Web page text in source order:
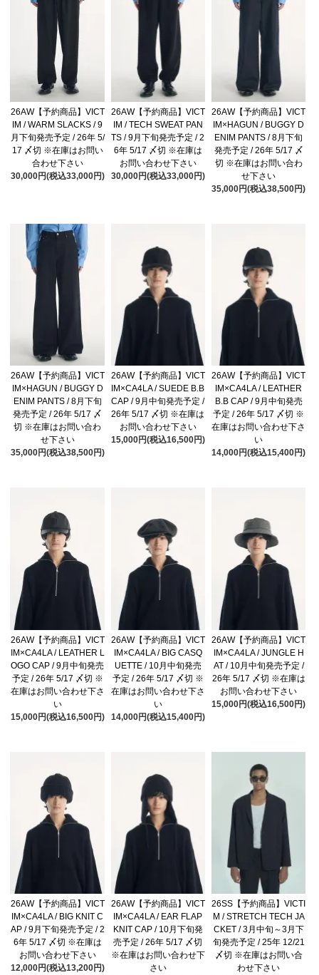
26AW【予約商品】VICT
IM / WARM SLACKS / 9
月下旬発売予定 / 26年 5/
17 〆切 ※在庫はお問い
合わせ下さい
30,000円(税込33,000円)
26AW【予約商品】VICT
IM / TECH SWEAT PAN
TS / 9月下旬発売予定 / 2
6年 5/17 〆切 ※在庫は
お問い合わせ下さい
30,000円(税込33,000円)
26AW【予約商品】VICT
IM×HAGUN / BUGGY D
ENIM PANTS / 8月下旬
発売予定 / 26年 5/17 〆
切 ※在庫はお問い合わ
せ下さい
35,000円(税込38,500円)
26AW【予約商品】VICT
IM×HAGUN / BUGGY D
ENIM PANTS / 8月下旬
発売予定 / 26年 5/17 〆
切 ※在庫はお問い合わ
せ下さい
35,000円(税込38,500円)
26AW【予約商品】VICT
IM×CA4LA / SUEDE B.B
CAP / 9月中旬発売予定 /
26年 5/17 〆切 ※在庫は
お問い合わせ下さい
15,000円(税込16,500円)
26AW【予約商品】VICT
IM×CA4LA / LEATHER
B.B CAP / 9月中旬発売
予定 / 26年 5/17 〆切 ※
在庫はお問い合わせ下さ
い
14,000円(税込15,400円)
26AW【予約商品】VICT
IM×CA4LA / LEATHER L
OGO CAP / 9月中旬発売
予定 / 26年 5/17 〆切 ※
在庫はお問い合わせ下さ
い
15,000円(税込16,500円)
26AW【予約商品】VICT
IM×CA4LA / BIG CASQ
UETTE / 10月中旬発売
予定 / 26年 5/17 〆切 ※
在庫はお問い合わせ下さ
い
14,000円(税込15,400円)
26AW【予約商品】VICT
IM×CA4LA / JUNGLE H
AT / 10月中旬発売予定 /
26年 5/17 〆切 ※在庫は
お問い合わせ下さい
15,000円(税込16,500円)
26AW【予約商品】VICT
IM×CA4LA / BIG KNIT C
AP / 9月下旬発売予定 / 2
6年 5/17 〆切 ※在庫は
お問い合わせ下さい
12,000円(税込13,200円)
26AW【予約商品】VICT
IM×CA4LA / EAR FLAP
KNIT CAP / 10月下旬発
売予定 / 26年 5/17 〆切
※在庫はお問い合わせ下
さい
26SS【予約商品】VICTI
M / STRETCH TECH JA
CKET / 3月中旬～3月下
旬発売予定 / 25年 12/21
〆切 ※在庫はお問い合
わせ下さい